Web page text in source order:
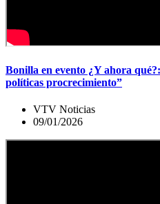
Bonilla en evento ¿Y ahora
políticas procrecimiento”
VTV Noticias
09/01/2026